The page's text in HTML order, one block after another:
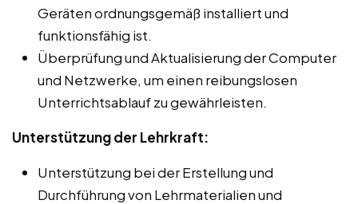
Geräten ordnungsgemäß installiert und
funktionsfähig ist.
Überprüfung und Aktualisierung der Computer
und Netzwerke, um einen reibungslosen
Unterrichtsablauf zu gewährleisten.
Unterstützung der Lehrkraft:
Unterstützung bei der Erstellung und
Durchführung von Lehrmaterialien und